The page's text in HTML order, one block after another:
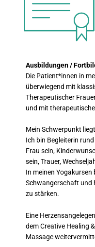
Ausbildungen /
Die Patient*innen in
überwiegend mit
Therapeutischer
und mit
Mein Schwerpunkt
Ich bin Begleiterin
Frau sein,
sein, Trauer,
In meinen Yogakursen
Schwangerschaft und
zu stärken.
Eine
dem Creative Healing
Massage